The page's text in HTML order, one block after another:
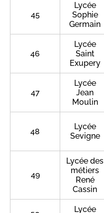
45
Lycée
Sophie
Germain
46
Lycée
Saint
Exupery
47
Lycée
Jean
Moulin
48
Lycée
Sevigne
49
Lycée des
métiers
René
Cassin
Lycée